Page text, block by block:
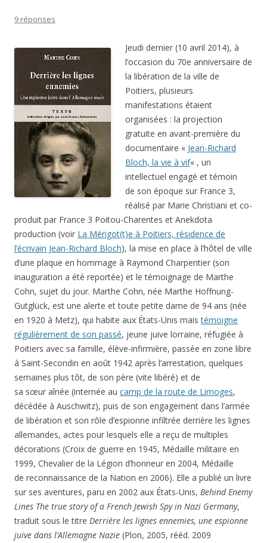
9 réponses
Jeudi dernier (10 avril 2014), à
l’occasion du 70e anniversaire de
la libération de la ville de
Poitiers, plusieurs
manifestations étaient
organisées : la projection
gratuite en avant-première du
documentaire « Jean-Richard
Bloch, la vie à vif« , un
intellectuel engagé et témoin
de son époque sur France 3,
réalisé par Marie Christiani et co-
produit par France 3 Poitou-Charentes et Anekdota
production (voir La Mérigot(t)e à Poitiers, résidence de
l’écrivain Jean-Richard Bloch), la mise en place à l’hôtel de ville
d’une plaque en hommage à Raymond Charpentier (son
inauguration a été reportée) et le témoignage de Marthe
Cohn, sujet du jour. Marthe Cohn, née Marthe Hoffnung-
Gutglück, est une alerte et toute petite dame de 94 ans (née
en 1920 à Metz), qui habite aux États-Unis maistémoigne
régulièrement de son passé, jeune juive lorraine, réfugiée à
Poitiers avec sa famille, élève-infirmière, passée en zone libre
à Saint-Secondin en août 1942 après l’arrestation, quelques
semaines plus tôt, de son père (vite libéré) et de
sa sœur aînée (internée au camp de la route de Limoges,
décédée à Auschwitz), puis de son engagement dans l’armée
de libération et son rôle d’espionne infiltrée derrière les lignes
allemandes, actes pour lesquels elle a reçu de multiples
décorations (Croix de guerre en 1945, Médaille militaire en
1999, Chevalier de la Légion d’honneur en 2004, Médaille
de reconnaissance de la Nation en 2006). Elle a publié un livre
sur ses aventures, paru en 2002 aux États-Unis, Behind Enemy
Lines The true story of a French Jewish Spy in Nazi Germany,
traduit sous le titre Derrière les lignes ennemies, une espionne
juive dans l’Allemagne Nazie (Plon, 2005, rééd. 2009